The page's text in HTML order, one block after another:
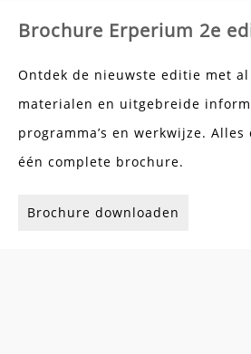
Brochure Erperium 2e
Ontdek de nieuwste editie met
materialen en uitgebreide
programma’s en werkwijze.
één complete brochure.
Brochure downloaden